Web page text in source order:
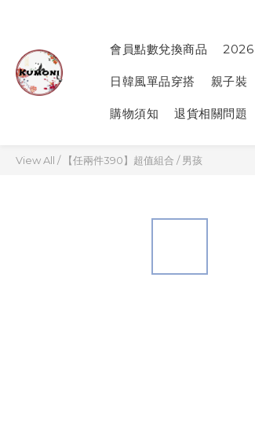
會員點數兌換商品 2026
日韓風單品穿搭 親子裝
購物須知 退貨相關問題
View All / 【任兩件390】超值組合 /男孩